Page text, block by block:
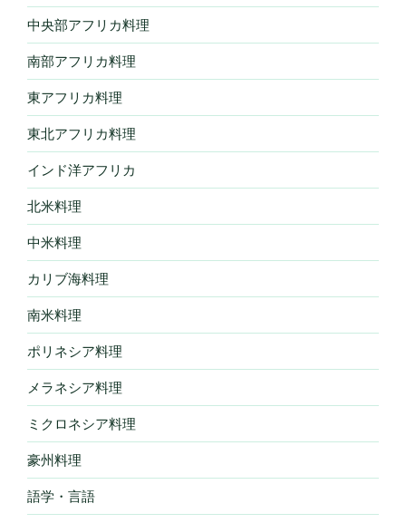
中央部アフリカ料理
南部アフリカ料理
東アフリカ料理
東北アフリカ料理
インド洋アフリカ
北米料理
中米料理
カリブ海料理
南米料理
ポリネシア料理
メラネシア料理
ミクロネシア料理
豪州料理
語学・言語